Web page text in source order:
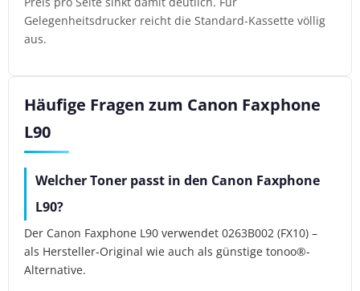
Gelegenheitsdrucker reicht die Standard-Kassette völlig
aus.
Häufige Fragen zum Canon Faxphone
L90
Welcher Toner passt in den Canon Faxphone
L90?
Der Canon Faxphone L90 verwendet 0263B002 (FX10) –
als Hersteller-Original wie auch als günstige tonoo®-
Alternative.